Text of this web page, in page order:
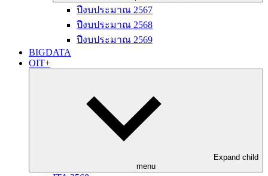
ปีงบประมาณ 2567
ปีงบประมาณ 2568
ปีงบประมาณ 2569
BIGDATA
OIT+
Expand child
menu